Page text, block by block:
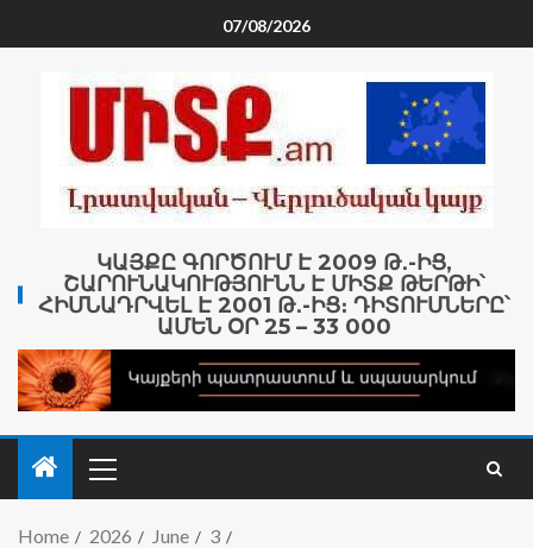
07/08/2026
ԿԱՅՔԸ ԳՈՐԾՈՒՄ Է 2009 Թ․-ԻՑ,
ՇԱՐՈՒՆԱԿՈՒԹՅՈՒՆՆ Է ՄԻՏՔ ԹԵՐԹԻ՝
ՀԻՄՆԱԴՐՎԵԼ Է 2001 Թ․-ԻՑ։ ԴԻՏՈՒՄՆԵՐԸ՝
ԱՄԵՆ ՕՐ 25 – 33 000
Home 2026 June
3